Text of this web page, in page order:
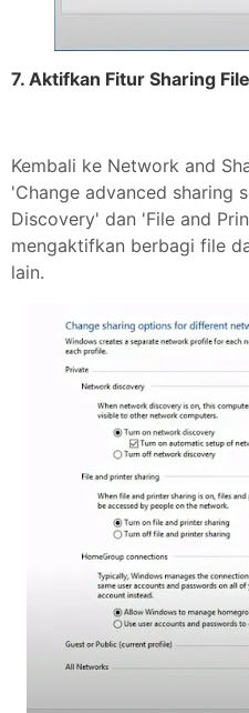
7. Aktifkan Fitur Sharing
Kembali ke Network and
'Change advanced sharing
Discovery' dan 'File and
mengaktifkan berbagi file
lain.